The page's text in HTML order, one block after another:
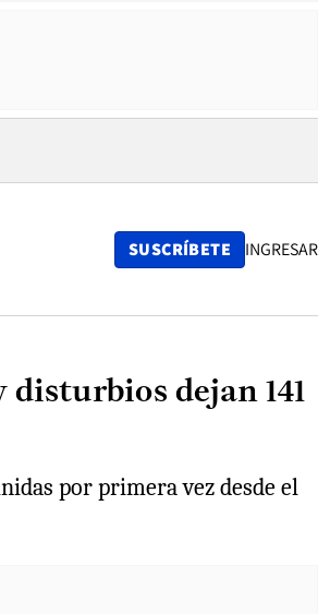
SUSCRÍBETE INGRESAR
dejan 141
por primera vez desde el